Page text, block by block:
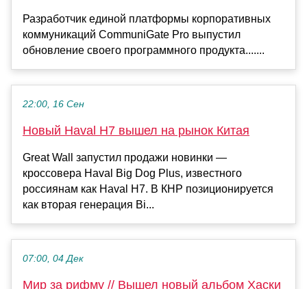
Разработчик единой платформы корпоративных
коммуникаций CommuniGate Pro выпустил
обновление своего программного продукта.......
22:00, 16 Сен
Новый Haval H7 вышел на рынок Китая
Great Wall запустил продажи новинки —
кроссовера Haval Big Dog Plus, известного
россиянам как Haval H7. В КНР позиционируется
как вторая генерация Bi...
07:00, 04 Дек
Мир за рифму // Вышел новый альбом Хаски